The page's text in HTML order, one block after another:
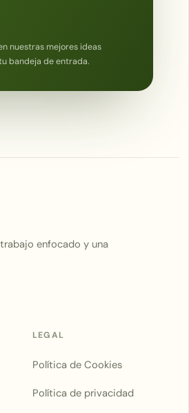
nuestras mejores ideas
bandeja de entrada.
enfocado y una
LEGAL
Política de Cookies
Política de privacidad